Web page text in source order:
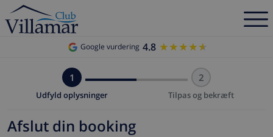
Google vurdering 4.8 ★★★★★
★★★★★
1
Udfyld oplysninger
2
Tilpas og bekræft
Afslut din booking